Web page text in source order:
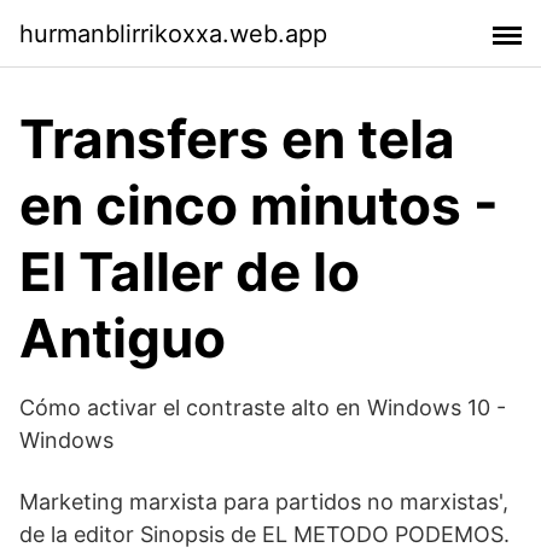
hurmanblirrikoxxa.web.app
Transfers en tela
en cinco minutos -
El Taller de lo
Antiguo
Cómo activar el contraste alto en Windows 10 -
Windows
Marketing marxista para partidos no marxistas',
de la editor Sinopsis de EL METODO PODEMOS.